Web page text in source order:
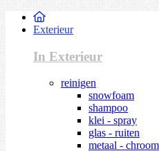
Exterieur
In Exterieur
reinigen
snowfoam
shampoo
klei - spray
glas - ruiten
metaal - chroom